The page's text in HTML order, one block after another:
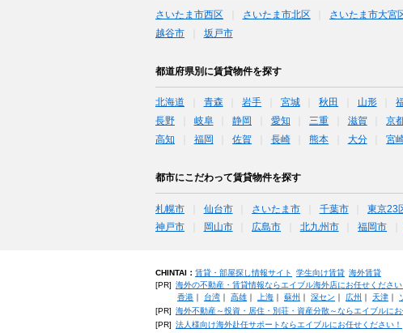
さいたま市西区 さいたま市北区 さいたま市大宮
越谷市
坂戸市
都道府県別に賃貸物件を探す
北海道 青森 岩手 宮城 秋田 山形
長野
岐阜 静岡 愛知 三重 滋賀 京
高知
福岡 佐賀 長崎 熊本 大分 宮
都市にこだわって賃貸物件を探す
札幌市 仙台市 さいたま市 千葉市 東京23
神戸市
岡山市 広島市 北九州市 福岡市
CHINTAI： 賃貸・部屋探し情報サイト 学生向け賃貸 海外賃貸
[PR] 海外の不動産・賃貸情報ならエイブル海外店にお任せください
香港｜ 台湾｜ 高雄｜ 上海｜ 蘇州 深セン 広州 天津｜
[PR] 海外不動産～投資・居住・別荘・資産分散～ならエイブルに
[PR] 法人様向け海外赴任サポートならエイブルにお任せください！